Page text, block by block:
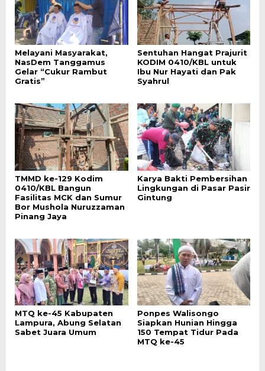
Melayani Masyarakat,
NasDem Tanggamus
Gelar “Cukur Rambut
Gratis”
Sentuhan Hangat Prajurit
KODIM 0410/KBL untuk
Ibu Nur Hayati dan Pak
Syahrul
TMMD ke-129 Kodim
0410/KBL Bangun
Fasilitas MCK dan Sumur
Bor Mushola Nuruzzaman
Pinang Jaya
Karya Bakti Pembersihan
Lingkungan di Pasar Pasir
Gintung
MTQ ke-45 Kabupaten
Lampura, Abung Selatan
Sabet Juara Umum
Ponpes Walisongo
Siapkan Hunian Hingga
150 Tempat Tidur Pada
MTQ ke-45